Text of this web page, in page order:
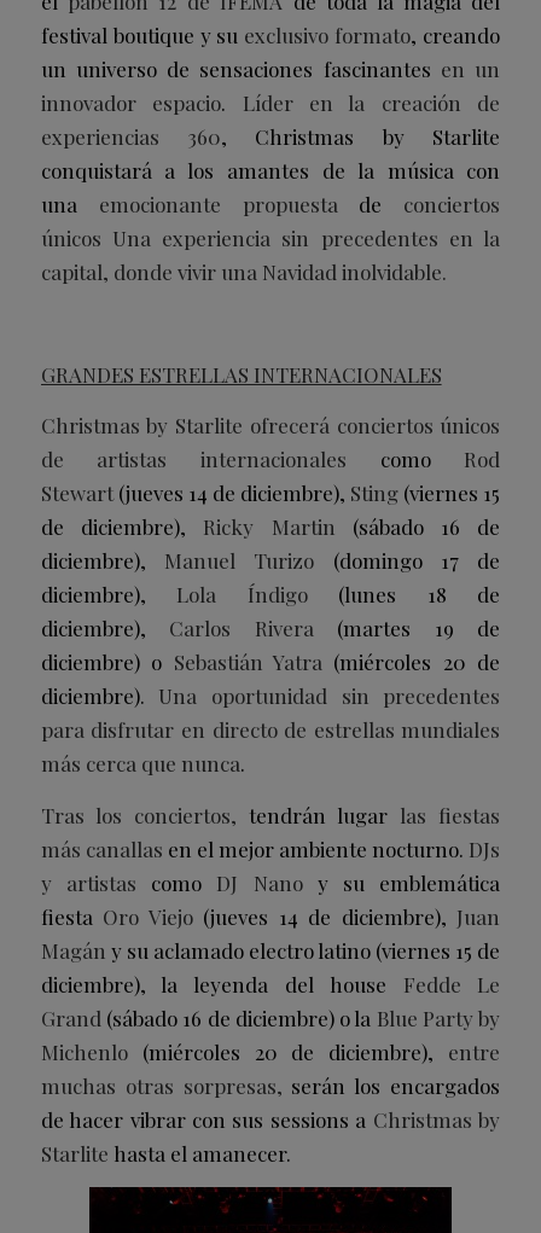
festival boutique y su exclusivo formato, creando
un universo de sensaciones fascinantes en un
innovador espacio. Líder en la creación de
experiencias 360, Christmas by Starlite
conquistará a los amantes de la música con
una emocionante propuesta de conciertos
únicos Una experiencia sin precedentes en la
capital, donde vivir una Navidad inolvidable.
GRANDES ESTRELLAS INTERNACIONALES
Christmas by Starlite ofrecerá conciertos únicos
de artistas internacionales como Rod
Stewart(jueves 14 de diciembre), Sting (viernes 15
de diciembre), Ricky Martin (sábado 16 de
diciembre), Manuel Turizo (domingo 17 de
diciembre), Lola Índigo(lunes 18 de
diciembre), Carlos Rivera(martes 19 de
diciembre) o Sebastián Yatra (miércoles 20 de
diciembre). Una oportunidad sin precedentes
para disfrutar en directo de estrellas mundiales
más cerca que nunca.
Tras los conciertos, tendrán lugar las fiestas
más canallas en el mejor ambiente nocturno. DJs
y artistas como DJ Nano y su emblemática
fiesta Oro Viejo (jueves 14 de diciembre), Juan
Magán y su aclamado electro latino (viernes 15 de
diciembre), la leyenda del house Fedde Le
Grand (sábado 16 de diciembre) o la Blue Party by
Michenlo (miércoles 20 de diciembre), entre
muchas otras sorpresas, serán los encargados
de hacer vibrar con sus sessions a Christmas by
Starlite hasta el amanecer.